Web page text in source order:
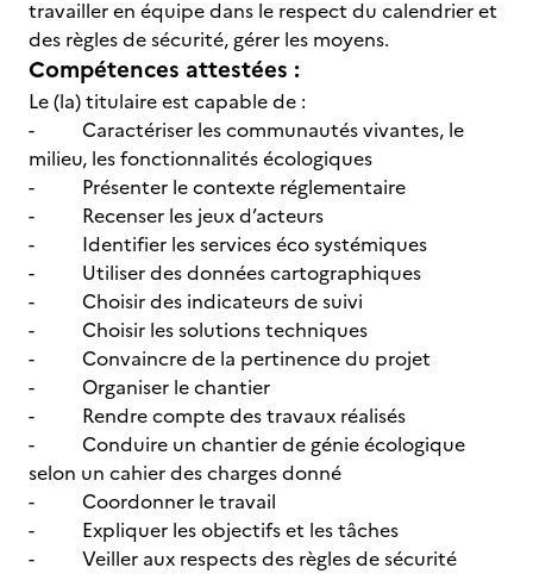
travailler en équipe dans le respect du calendrier et
des règles de sécurité, gérer les moyens.
Compétences attestées :
Le (la) titulaire est capable de :
- Caractériser les communautés vivantes, le
milieu, les fonctionnalités écologiques
- Présenter le contexte réglementaire
- Recenser les jeux d’acteurs
- Identifier les services éco systémiques
- Utiliser des données cartographiques
- Choisir des indicateurs de suivi
- Choisir les solutions techniques
- Convaincre de la pertinence du projet
- Organiser le chantier
- Rendre compte des travaux réalisés
- Conduire un chantier de génie écologique
selon un cahier des charges donné
- Coordonner le travail
- Expliquer les objectifs et les tâches
- Veiller aux respects des règles de sécurité